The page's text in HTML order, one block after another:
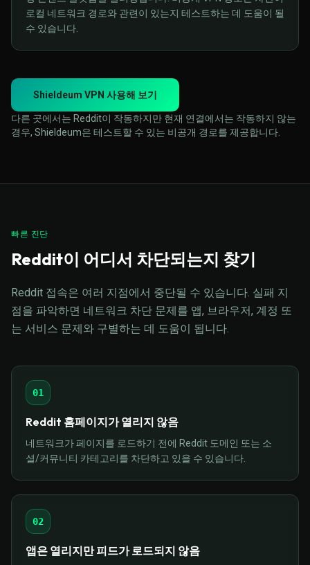
로컬 네트워크 경로와 관련이 있는지 테스트하는 데 도움이 될
수 있습니다.
Shieldeum VPN 사용해 보기
다른 곳에서는 Reddit이 작동하지만 현재 연결에서는 작동하지 않는
경우, Shieldeum은 테스트할 수 있는 비공개 경로를 제공합니다.
빠른 진단
Reddit이 어디서 차단되는지 찾기
Reddit 접속은 여러 지점에서 중단될 수 있습니다. 실패 지
점을 파악하면 네트워크 차단 문제를 앱, 브라우저, 계정 또
는 서비스 문제와 구별하는 데 도움이 됩니다.
01
Reddit 홈페이지가 열리지 않음
네트워크가 페이지를 로드하기 전에 Reddit 도메인 또는 소
셜/커뮤니티 카테고리를 차단하고 있을 수 있습니다.
02
앱은 열리지만 피드가 로드되지 않음